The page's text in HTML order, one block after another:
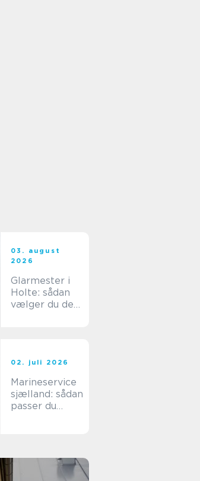
03. august
2026
Glarmester i
Holte: sådan
vælger du den
02. juli 2026
Marineservice
sjælland: sådan
passer du